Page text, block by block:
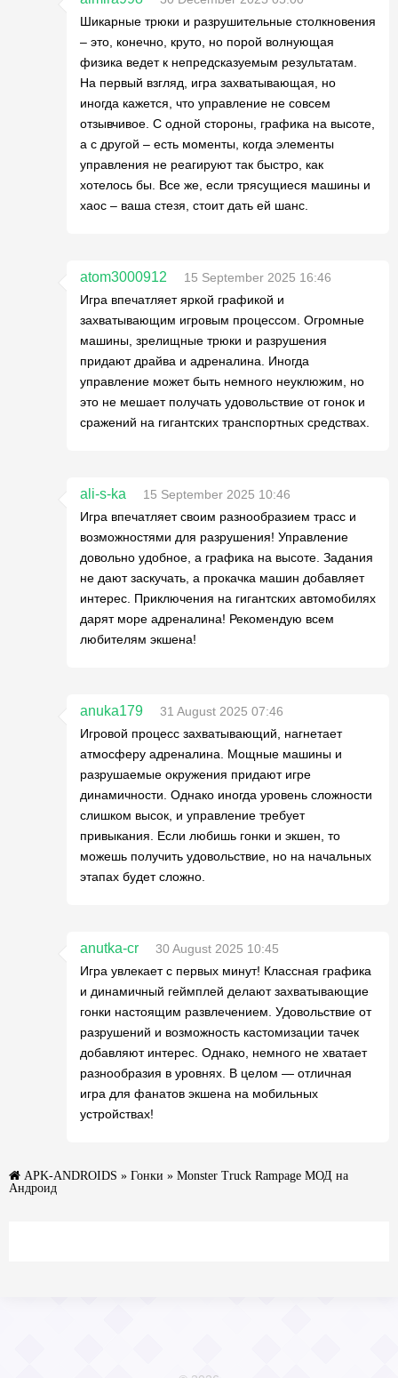
Шикарные трюки и разрушительные столкновения
– это, конечно, круто, но порой волнующая
физика ведет к непредсказуемым результатам.
На первый взгляд, игра захватывающая, но
иногда кажется, что управление не совсем
отзывчивое. С одной стороны, графика на высоте,
а с другой – есть моменты, когда элементы
управления не реагируют так быстро, как
хотелось бы. Все же, если трясущиеся машины и
хаос – ваша стезя, стоит дать ей шанс.
atom3000912
15 September 2025 16:46
Игра впечатляет яркой графикой и
захватывающим игровым процессом. Огромные
машины, зрелищные трюки и разрушения
придают драйва и адреналина. Иногда
управление может быть немного неуклюжим, но
это не мешает получать удовольствие от гонок и
сражений на гигантских транспортных средствах.
ali-s-ka
15 September 2025 10:46
Игра впечатляет своим разнообразием трасс и
возможностями для разрушения! Управление
довольно удобное, а графика на высоте. Задания
не дают заскучать, а прокачка машин добавляет
интерес. Приключения на гигантских автомобилях
дарят море адреналина! Рекомендую всем
любителям экшена!
anuka179
31 August 2025 07:46
Игровой процесс захватывающий, нагнетает
атмосферу адреналина. Мощные машины и
разрушаемые окружения придают игре
динамичности. Однако иногда уровень сложности
слишком высок, и управление требует
привыкания. Если любишь гонки и экшен, то
можешь получить удовольствие, но на начальных
этапах будет сложно.
anutka-cr
30 August 2025 10:45
Игра увлекает с первых минут! Классная графика
и динамичный геймплей делают захватывающие
гонки настоящим развлечением. Удовольствие от
разрушений и возможность кастомизации тачек
добавляют интерес. Однако, немного не хватает
разнообразия в уровнях. В целом — отличная
игра для фанатов экшена на мобильных
устройствах!
APK-ANDROIDS » Гонки » Monster Truck Rampage МОД на
Андроид